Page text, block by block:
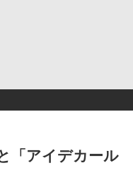
「アイデカール